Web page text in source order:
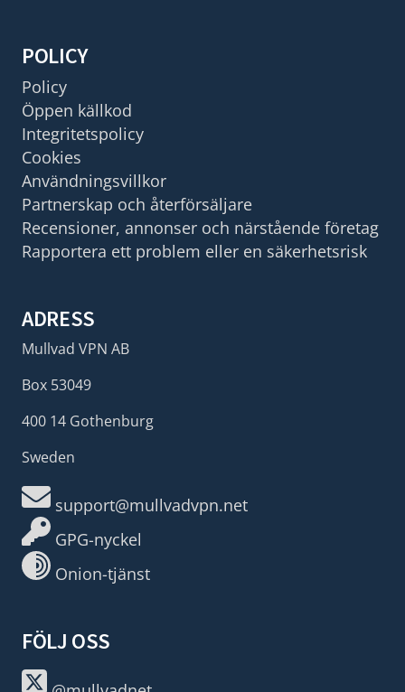
POLICY
Policy
Öppen källkod
Integritetspolicy
Cookies
Användningsvillkor
Partnerskap och återförsäljare
Recensioner, annonser och närstående företag
Rapportera ett problem eller en säkerhetsrisk
ADRESS
Mullvad VPN AB
Box 53049
400 14 Gothenburg
Sweden
support@mullvadvpn.net
GPG-nyckel
Onion-tjänst
FÖLJ OSS